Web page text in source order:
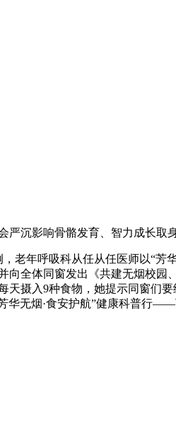
影响骨骼发育、智力成长取
年呼吸科从任从任医师以“芳
全体同窗发出《共建无烟校
摄入9种食物，她提示同窗们
无烟·食安护航”健康科普行